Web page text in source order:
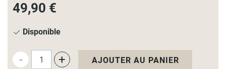
49,90 €
Disponible
- + AJOUTER AU PANIER